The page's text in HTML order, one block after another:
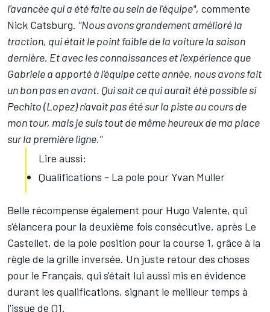
l'avancée qui a été faite au sein de l'équipe", commente
Nick Catsburg. "Nous avons grandement amélioré la
traction, qui était le point faible de la voiture la saison
dernière. Et avec les connaissances et l'expérience que
Gabriele a apporté à l'équipe cette année, nous avons fait
un bon pas en avant. Qui sait ce qui aurait été possible si
Pechito (Lopez) n'avait pas été sur la piste au cours de
mon tour, mais je suis tout de même heureux de ma place
sur la première ligne."
Lire aussi:
Qualifications - La pole pour Yvan Muller
Belle récompense également pour Hugo Valente, qui
s'élancera pour la deuxième fois consécutive, après Le
Castellet, de la pole position pour la course 1, grâce à la
règle de la grille inversée. Un juste retour des choses
pour le Français, qui s'était lui aussi mis en évidence
durant les qualifications, signant le meilleur temps à
l'issue de Q1.